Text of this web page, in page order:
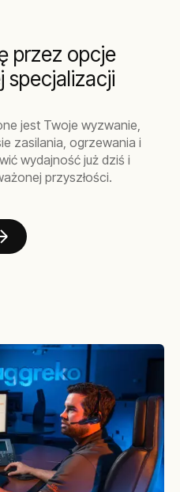
przez opcje
specjalizacji
jest Twoje wyzwanie,
zasilania, ogrzewania i
wydajność już dziś i
przyszłości.